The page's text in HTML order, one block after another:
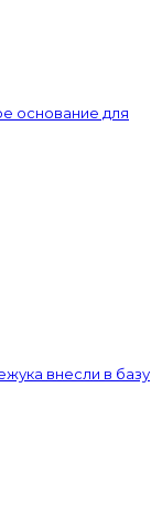
основание для
внесли в базу